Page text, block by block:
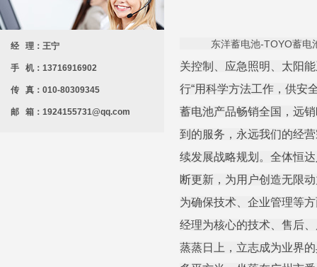
经 理：王宁
手 机：13716916902
传 真：010-80309345
邮 箱：1924155731@qq.com
东洋蓄电池-TOYO蓄电
关控制、应急照明、太阳
行“用科学方法工作，供安
蓄电池产品畅销全国，远
到的服务，永远我们的经
续发展战略规划。全体恒
断更新，为用户创造无限
为确保技术、企业管理等
经理为核心的技术、售后
蒸蒸日上，立志成为业界